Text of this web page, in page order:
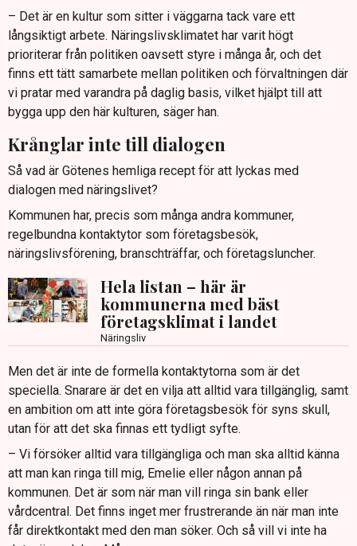
– Det är en kultur som sitter i väggarna tack vare ett
långsiktigt arbete. Näringslivsklimatet har varit högt
prioriterar från politiken oavsett styre i många år, och det
finns ett tätt samarbete mellan politiken och förvaltningen där
vi pratar med varandra på daglig basis, vilket hjälpt till att
bygga upp den här kulturen, säger han.
Krånglar inte till dialogen
Så vad är Götenes hemliga recept för att lyckas med
dialogen med näringslivet?
Kommunen har, precis som många andra kommuner,
regelbundna kontaktytor som företagsbesök,
näringslivsförening, branschträffar, och företagsluncher.
Hela listan – här är
kommunerna med bäst
företagsklimat i landet
Näringsliv
Men det är inte de formella kontaktytorna som är det
speciella. Snarare är det en vilja att alltid vara tillgänglig, samt
en ambition om att inte göra företagsbesök för syns skull,
utan för att det ska finnas ett tydligt syfte.
– Vi försöker alltid vara tillgängliga och man ska alltid känna
att man kan ringa till mig, Emelie eller någon annan på
kommunen. Det är som när man vill ringa sin bank eller
vårdcentral. Det finns inget mer frustrerande än när man inte
får direktkontakt med den man söker. Och så vill vi inte ha